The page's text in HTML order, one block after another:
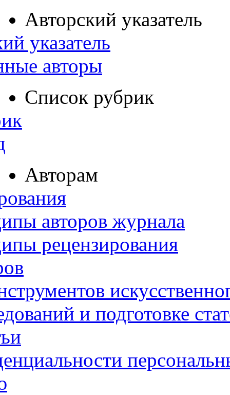
Авторский указатель
указатель
авторы
Список рубрик
Авторам
авторов журнала
рецензирования
и подготовке